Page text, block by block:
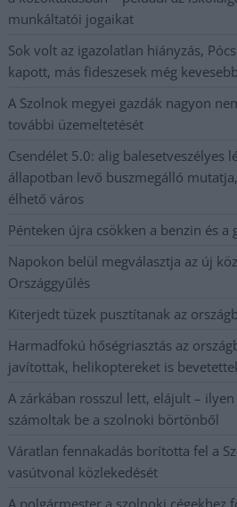
munkáltatói jogaikat
Sok volt az igazolatlan hiányzás,
kapott, más fideszesek még
A Szolnok megyei gazdák nagyon
további üzemeltetését
Csendélet 5.0: alig balesetveszélyes
állapotban levő buszmegálló
élhető város
Pénteken újra csökken a benzin és a
Napokon belül megválasztja az új
Országgyűlés
Kiterjedt tüzek pusztítanak az
Harmadfokú hőségriasztás az
javítottak, helikoptereket is
A zárkában rosszul lett, elájult –
számoltak be a szolnoki börtönből
Váratlan fennakadás borította fel a
vasútvonal közlekedését
A polgármester a szolnoki cégekhez